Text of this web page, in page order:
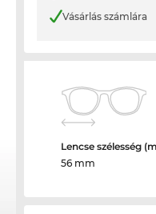
Vásárlás számlára
Lencse szélesség
56 mm